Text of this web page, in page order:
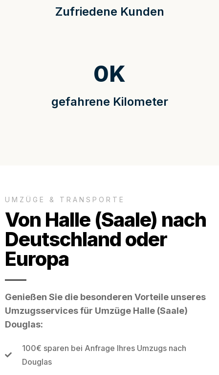
Zufriedene Kunden
gefahrene Kilometer
0K
UMZÜGE & TRANSPORTE
Von Halle (Saale) nach
Deutschland oder
Europa
Genießen Sie die besonderen Vorteile unseres
Umzugsservices für Umzüge Halle (Saale)
Douglas:
100€ sparen bei Anfrage Ihres Umzugs nach
Douglas